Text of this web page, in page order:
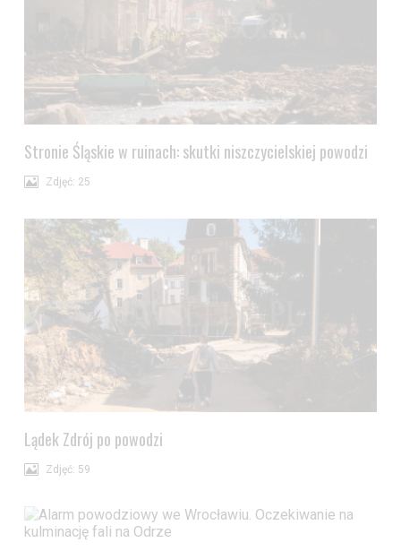
Stronie Śląskie w ruinach: skutki niszczycielskiej powodzi
Zdjęć: 25
Lądek Zdrój po powodzi
Zdjęć: 59